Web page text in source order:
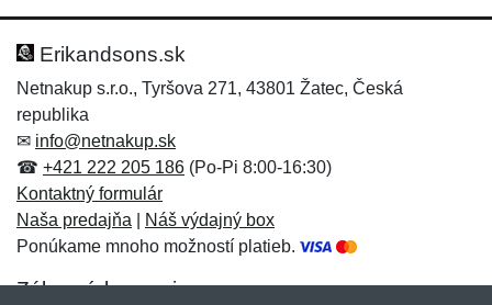
Hodnotenie:
Meno:*
E-mail:
Meno:
E-mail:*
Správa*
Erikandsons.sk
Netnakup s.r.o., Tyršova 271, 43801 Žatec, Česká
republika
✉ info@netnakup.sk
☎ +421 222 205 186 (Po-Pi 8:00-16:30)
Kontaktný formulár
Naša predajňa
Náš výdajný box
Ponúkame mnoho možností platieb.
Zákaznícky servis